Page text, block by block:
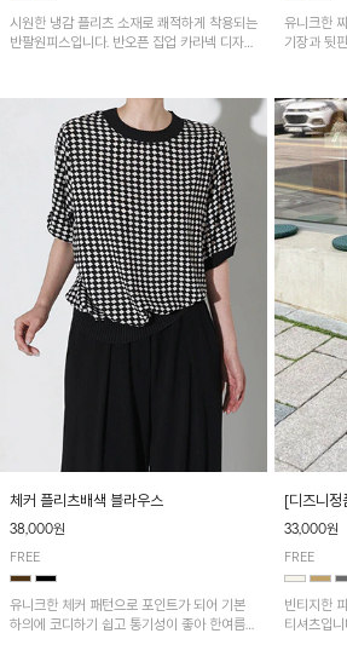
시원한 냉감 플리츠 소재로 쾌적하게 착용되는
반팔원피스입니다. 반오픈 집업 카라넥 디자인
줘요~
유니크한
기장과 뒷
체커 플리츠배색 블라우스
38,000원
FREE
유니크한 체커 패턴으로 포인트가 되어 기본
하의에 코디하기 쉽고 통기성이 좋아 한여름에
[디즈니정
33,000원
FREE
빈티지한
티셔츠입